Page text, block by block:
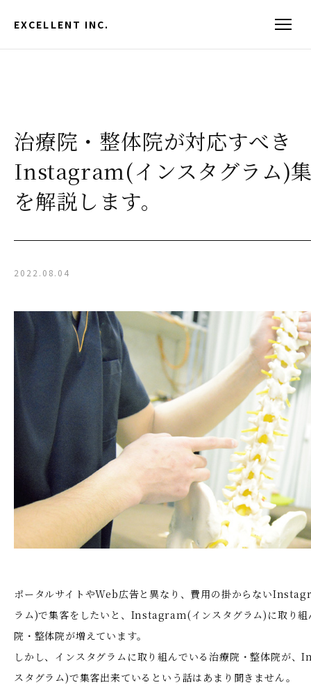
EXCELLENT INC.
治療院・整体院が対応すべき
Instagram(インスタグラム)
を解説します。
2022.08.04
ポータルサイトやWeb広告と異なり、費用の掛からない
ラム)で集客をしたいと、Instagram(インスタグラム)に取り組
院・整体院が増えています。
しかし、インスタグラムに取り組んでいる治療院・整体院が
スタグラム)で集客出来ているという話はあまり聞きません。